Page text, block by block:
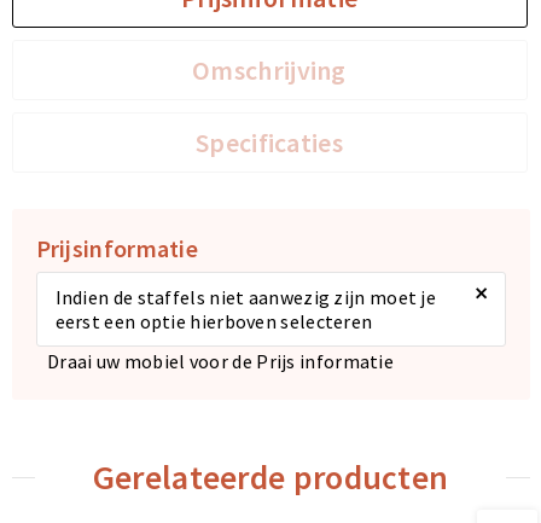
Boodschappentassen
Boodschappentassen
Omschrijving
Specificaties
Prijsinformatie
Indien de staffels niet aanwezig zijn moet je
eerst een optie hierboven selecteren
×
Draai uw mobiel voor de Prijs informatie
Gerelateerde producten